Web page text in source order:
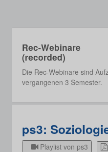
Rec-Webinare
(recorded)
Die Rec-Webinare sind
vergangenen 3 Semester.
ps3:
Playlist von ps3